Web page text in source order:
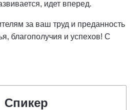
идет вперед.
за ваш труд и преданность
благополучия и успехов! С
Спикер